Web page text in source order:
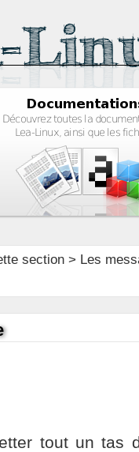
section> Les
tout un tas